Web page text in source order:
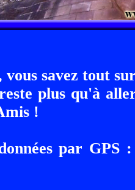
vous savez tout
plus qu'à
!
par